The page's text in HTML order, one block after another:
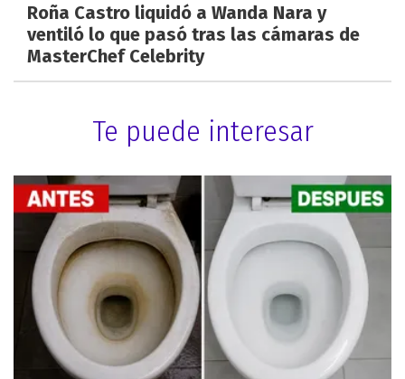
Roña Castro liquidó a Wanda Nara y
ventiló lo que pasó tras las cámaras de
MasterChef Celebrity
Te puede interesar